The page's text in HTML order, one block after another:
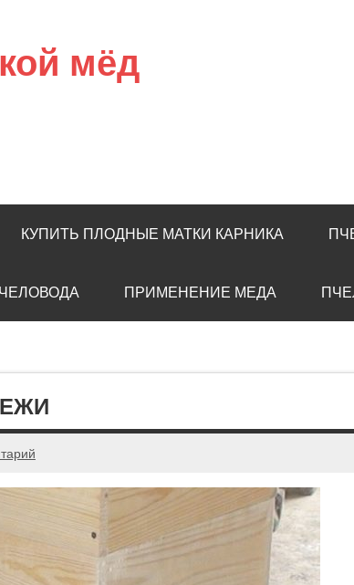
мёд
КУПИТЬ ПЛОДНЫЕ МАТКИ КАРНИКА
ПРИМЕНЕНИЕ МЕДА